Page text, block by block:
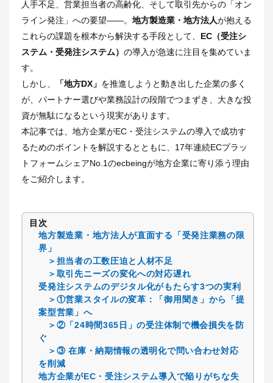
人手不足、営業担当者の高齢化、そして取引先からの「オン
ライン発注」への要望——。 地方製造業・地方法人が抱える
これらの課題を根本から解決する手段として、 EC（受注シ
ステム・受発注システム） の導入が急速に注目を集めていま
す。
しかし、
「地方DX」 を推進しようと動き出した企業の多く
が、パートナー選びや業務設計の段階でつまずき、大きな投
資が無駄になるという現実があります。
本記事では、地方企業がEC・受注システムの導入で成功す
るためのポイントを解説するとともに、17年連続ECプラッ
トフォームシェアNo.1のecbeingが地方企業に寄り添う理由
をご紹介します。
目次
地方製造業・地方法人が直面する「受発注業務の限
界」
＞担当者の工数圧迫と人材不足
＞取引先ニーズの変化への対応遅れ
受発注システムのデジタル化がもたらす3つの実利
＞①営業スタイルの変革：「御用聞き」から「提
案型営業」へ
＞②「24時間365日」の受注体制で機会損失を防
ぐ
＞③ 在庫・納期情報の透明化で問い合わせ対応
を削減
地方企業がEC・受注システム導入で陥りがちな失